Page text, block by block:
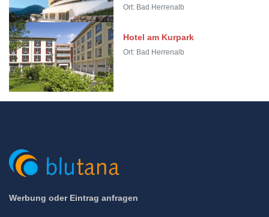
Ort: Bad Herrenalb
Hotel am Kurpark
Ort: Bad Herrenalb
Werbung oder Eintrag anfragen